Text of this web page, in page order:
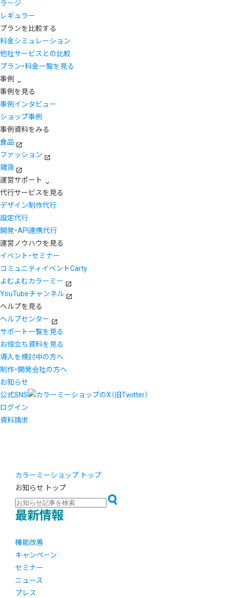
ラージ
レギュラー
プランを比較する
料金シミュレーション
他社サービスとの比較
プラン・料金一覧を見る
事例
事例を見る
事例インタビュー
ショップ事例
事例資料をみる
食品
ファッション
雑貨
運営サポート
代行サービスを見る
デザイン制作代行
設定代行
開発・API連携代行
運営ノウハウを見る
イベント・セミナー
コミュニティイベントCarty
よむよむカラーミー
YouTubeチャンネル
ヘルプを見る
ヘルプセンター
サポート一覧を見る
お役立ち資料を見る
導入を検討中の方へ
制作・開発会社の方へ
お知らせ
公式SNS
ログイン
資料請求
カラーミーショップ トップ
お知らせ トップ
最新情報
機能改善
キャンペーン
セミナー
ニュース
プレス